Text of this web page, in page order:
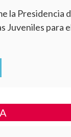
la Presidencia
Juveniles para